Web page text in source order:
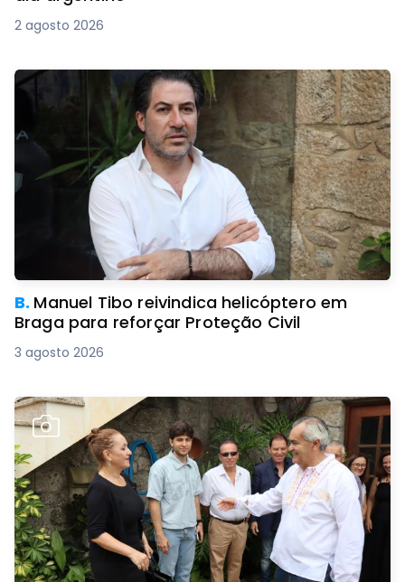
2 agosto 2026
B. Manuel Tibo reivindica helicóptero em
Braga para reforçar Proteção Civil
3 agosto 2026